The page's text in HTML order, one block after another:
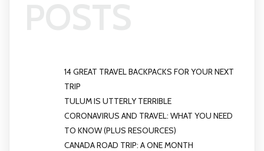
14 GREAT TRAVEL BACKPACKS FOR YOUR NEXT
TRIP
TULUM IS UTTERLY TERRIBLE
CORONAVIRUS AND TRAVEL: WHAT YOU NEED
TO KNOW (PLUS RESOURCES)
CANADA ROAD TRIP: A ONE MONTH